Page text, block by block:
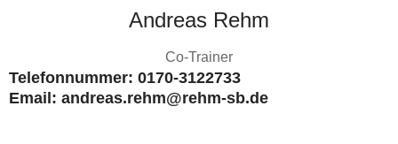
Andreas Rehm
Co-Trainer
Telefonnummer: 0170-3122733
Email: andreas.rehm@rehm-sb.de